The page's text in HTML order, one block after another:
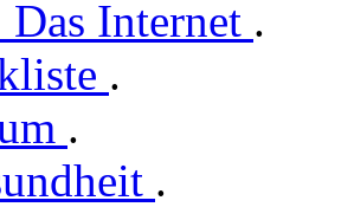
Das Internet .
.
.
.